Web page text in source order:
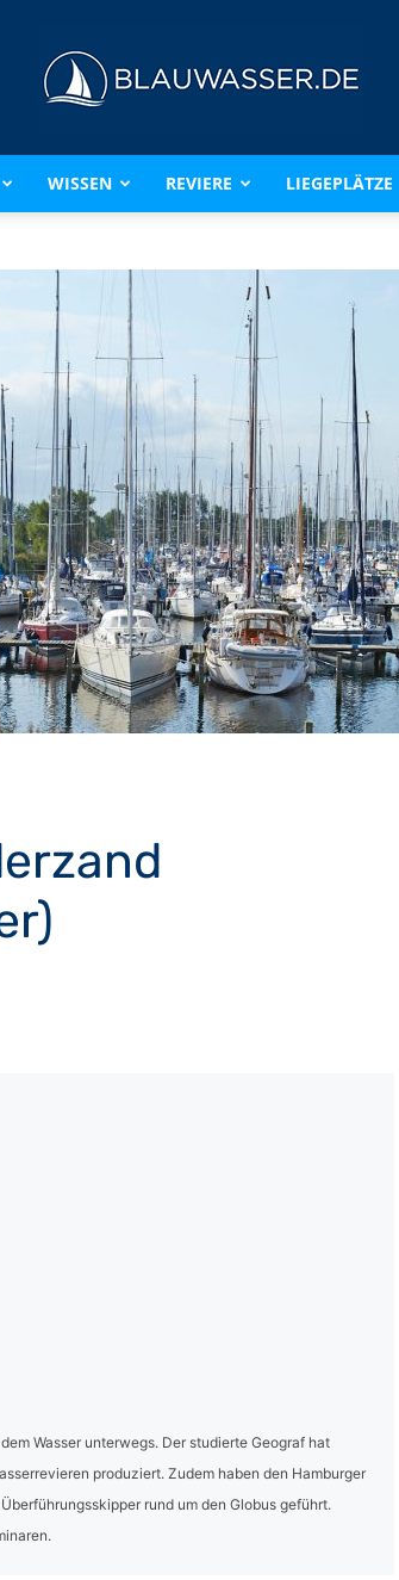
BLAUWASSER.DE
WISSEN REVIERE LIEGEPLÄTZE
Wasser unterwegs. Der studierte Geograf hat
produziert. Zudem haben den Hamburger
rund um den Globus geführt.